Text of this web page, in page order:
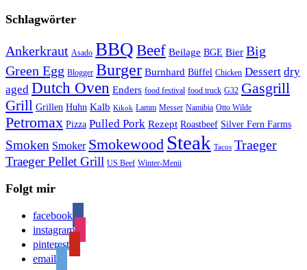
Schlagwörter
Ankerkraut Asado BBQBeef Beilage BGE Bier Big
Green Egg Blogger Burger Burnhard Büffel Chicken Dessert dry
aged Dutch Oven Enders food festival food truck G32 Gasgrill
Grill Grillen Huhn Kalb Kikok Lamm Messer Namibia Otto Wilde
Petromax Pizza Pulled Pork Rezept Roastbeef Silver Fern Farms
Smoken Smoker Smokewood Steak Tacos Traeger
Traeger Pellet Grill US Beef Winter-Menü
Folgt mir
facebook
instagram
pinterest
email